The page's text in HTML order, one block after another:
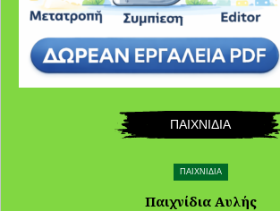
ΠΑΙΧΝΙΔΙΑ
ΠΑΙΧΝΙΔΙΑ
Παιχνίδια Αυλής